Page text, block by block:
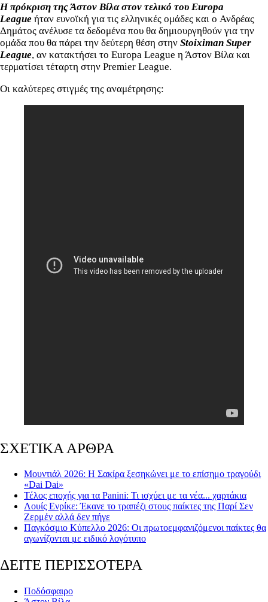
Η πρόκριση της Άστον Βίλα στον τελικό του Europa
League ήταν ευνοϊκή για τις ελληνικές ομάδες και ο Ανδρέας
Δημάτος ανέλυσε τα δεδομένα που θα δημιουργηθούν για την
ομάδα που θα πάρει την δεύτερη θέση στην Stoiximan Super
League, αν κατακτήσει το Europa League η Άστον Βίλα και
τερματίσει τέταρτη στην Premier League.
Οι καλύτερες στιγμές της αναμέτρησης:
ΣΧΕΤΙΚΑ ΑΡΘΡΑ
Μουντιάλ 2026: Η Σακίρα ξεσηκώνει με το επίσημο τραγούδι
«Dai Dai»
Τέλος εποχής για τα Panini: Τι ισχύει με τα νέα... χαρτάκια
Λουίς Ενρίκε: Έκανε το τραπέζι στους παίκτες της Παρί Σεν
Ζερμέν αλλά δεν πήγε
Παγκόσμιο Κύπελλο 2026: Οι πρωτοεμφανιζόμενοι παίκτες θα
αγωνίζονται με ειδικό λογότυπο
ΔΕΙΤΕ ΠΕΡΙΣΣΟΤΕΡΑ
Ποδόσφαιρο